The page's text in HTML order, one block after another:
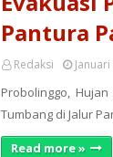
Pantura
Redaksi
Probolinggo,
Tumbang di Jalur
Read more »